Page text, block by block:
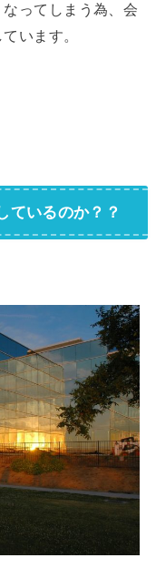
ってしまう為、会
います。
ているのか？？